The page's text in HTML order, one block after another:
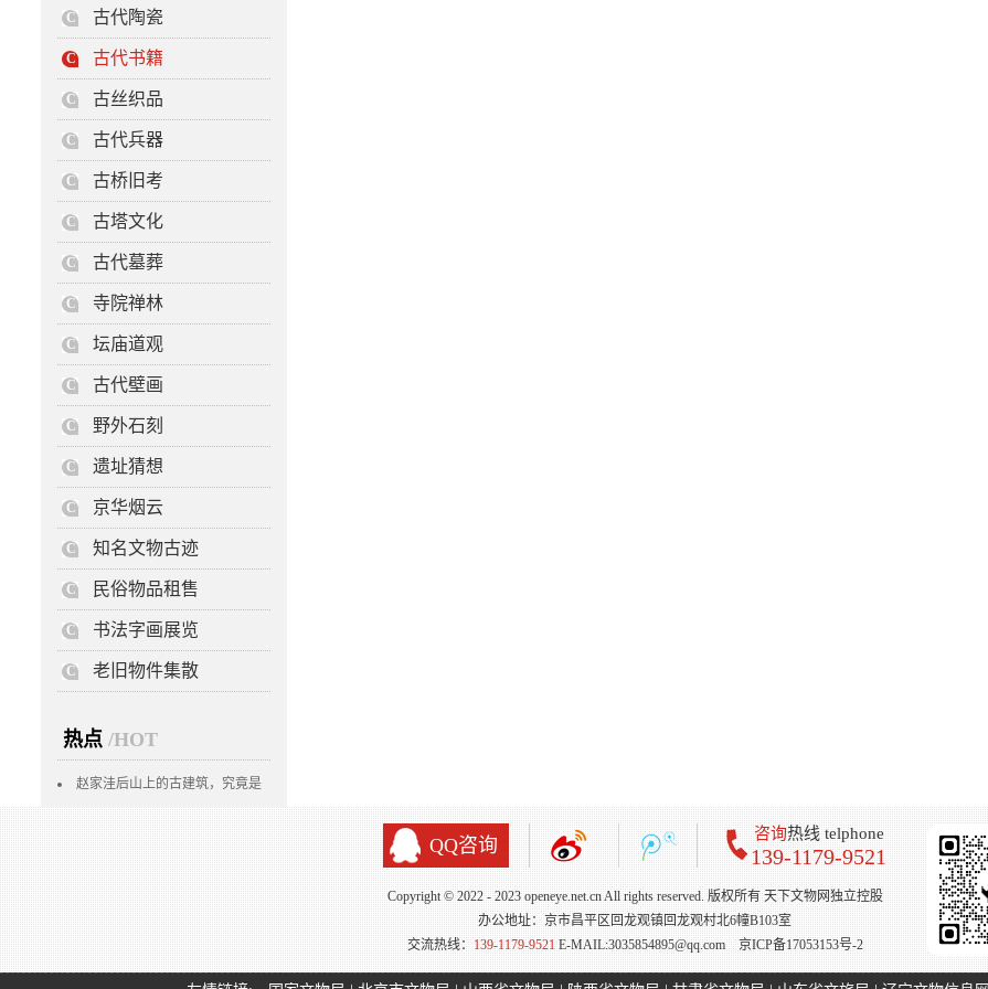
C 古代陶瓷
C 古代书籍
C 古丝织品
C 古代兵器
C 古桥旧考
C 古塔文化
C 古代墓葬
C 寺院禅林
C 坛庙道观
C 古代壁画
C 野外石刻
C 遗址猜想
C 京华烟云
C 知名文物古迹
C 民俗物品租售
C 书法字画展览
C 老旧物件集散
热点/HOT
赵家洼后山上的古建筑，究竟是
白云观还是白云寺？
QQ咨询
咨询热线 telphone
139-1179-9521
Copyright © 2022 - 2023 openeye.net.cn All rights reserved. 版权所有 天下文物网独立控股
办公地址：京市昌平区回龙观镇回龙观村北6幢B103室
交流热线：139-1179-9521E-MAIL:3035854895@qq.com京ICP备17053153号-2